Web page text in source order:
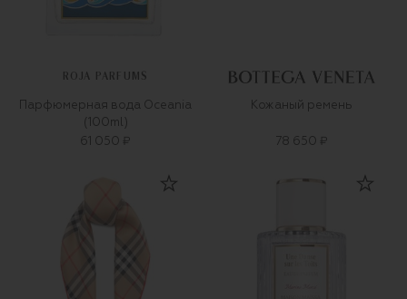
ROJA PARFUMS
Парфюмерная вода Oceania
(100ml)
61 050 ₽
Кожаный ремень
78 650 ₽